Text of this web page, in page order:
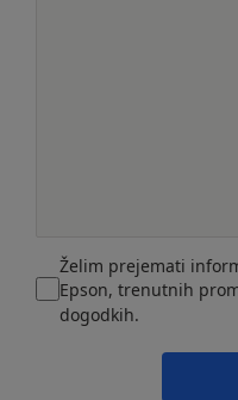
Želim prejemati
Epson, trenutnih
dogodkih.